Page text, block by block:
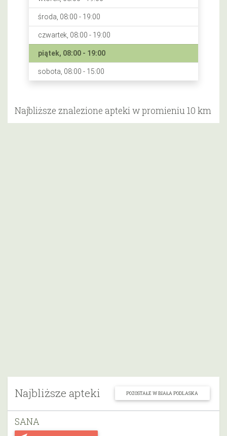
Najbliższe apteki POZOSTAŁE W BIAŁA PODLASKA
SANA
środa, 08:00 - 19:00
czwartek, 08:00 - 19:00
piątek, 08:00 - 19:00
sobota, 08:00 - 15:00
Najbliższe znalezione apteki w promieniu 10 km